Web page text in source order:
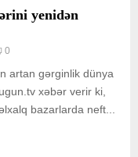
yenidən
0
artan gərginlik dünya
xəbər verir ki,
bazarlarda neft...